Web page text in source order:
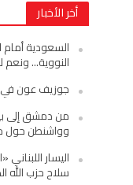
أخر الأخبار
السعودية أمام
النووية… ونعم
جوزيف عون في
من دمشق إلى
وواشنطن حول
اليسار
سلاح حزب الله